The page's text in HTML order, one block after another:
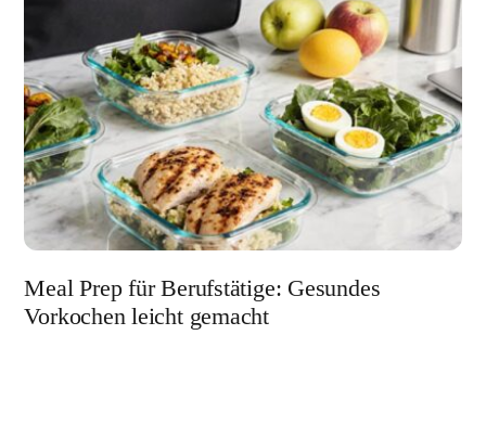
Meal Prep für Berufstätige: Gesundes
Vorkochen leicht gemacht